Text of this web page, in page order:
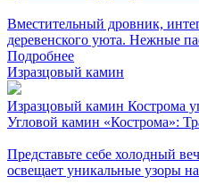
Вместительный дровник,
деревенского уюта. Нежные
Подробнее
Изразцовый камин
Изразцовый камин Кострома
Угловой камин «Кострома»:
Представьте себе холодный
освещает уникальные узоры